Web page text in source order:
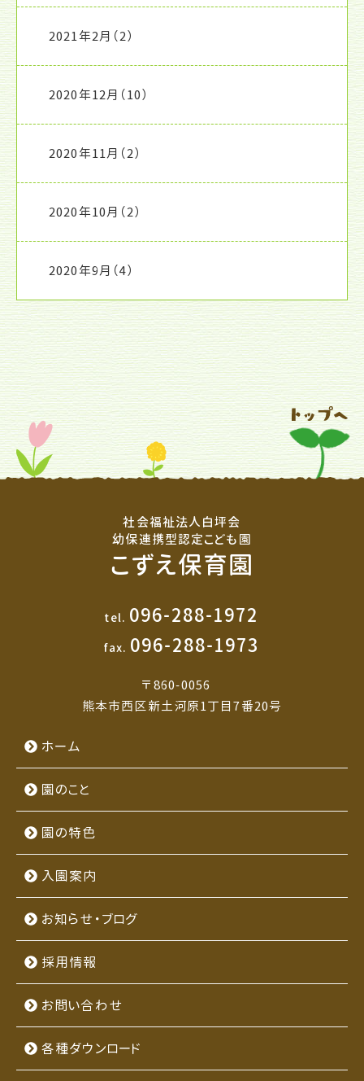
2021年2月 （2）
2020年12月 （10）
2020年11月 （2）
2020年10月 （2）
2020年9月 （4）
社会福祉法人白坪会
幼保連携型認定こども園
こずえ保育園
tel. 096-288-1972
fax. 096-288-1973
〒860-0056
熊本市西区新土河原1丁目7番20号
ホーム
園のこと
園の特色
入園案内
お知らせ・ブログ
採用情報
お問い合わせ
各種ダウンロード